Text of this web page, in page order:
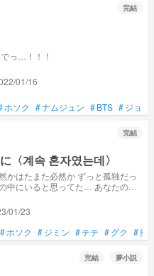
完結
っ…！！！
01/16
ホソク #ナムジュン #BTS #ジョン
完結
〈계속 혼자였는데〉
かはたまた必然か ずっと孤独だっ
ると思ってた… あなたの
しさ』に触れるまでは……。
01/23
#ホソク #ジミン #テテ #グク #擬
完結 夢小説